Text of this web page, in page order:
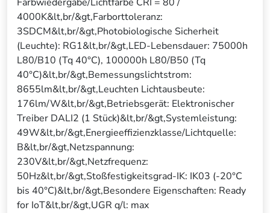
4000K&lt,br/&gt,Farborttoleranz:
3SDCM&lt,br/&gt,Photobiologische Sicherheit
(Leuchte): RG1&lt,br/&gt,LED-Lebensdauer: 75000h
L80/B10 (Tq 40°C), 100000h L80/B50 (Tq
40°C)&lt,br/&gt,Bemessungslichtstrom:
8655lm&lt,br/&gt,Leuchten Lichtausbeute:
176lm/W&lt,br/&gt,Betriebsgerät: Elektronischer
Treiber DALI2 (1 Stück)&lt,br/&gt,Systemleistung:
49W&lt,br/&gt,Energieeffizienzklasse/Lichtquelle:
B&lt,br/&gt,Netzspannung:
230V&lt,br/&gt,Netzfrequenz:
50Hz&lt,br/&gt,Stoßfestigkeitsgrad-IK: IK03 (-20°C
bis 40°C)&lt,br/&gt,Besondere Eigenschaften: Ready
for IoT&lt,br/&gt,UGR q/l: max